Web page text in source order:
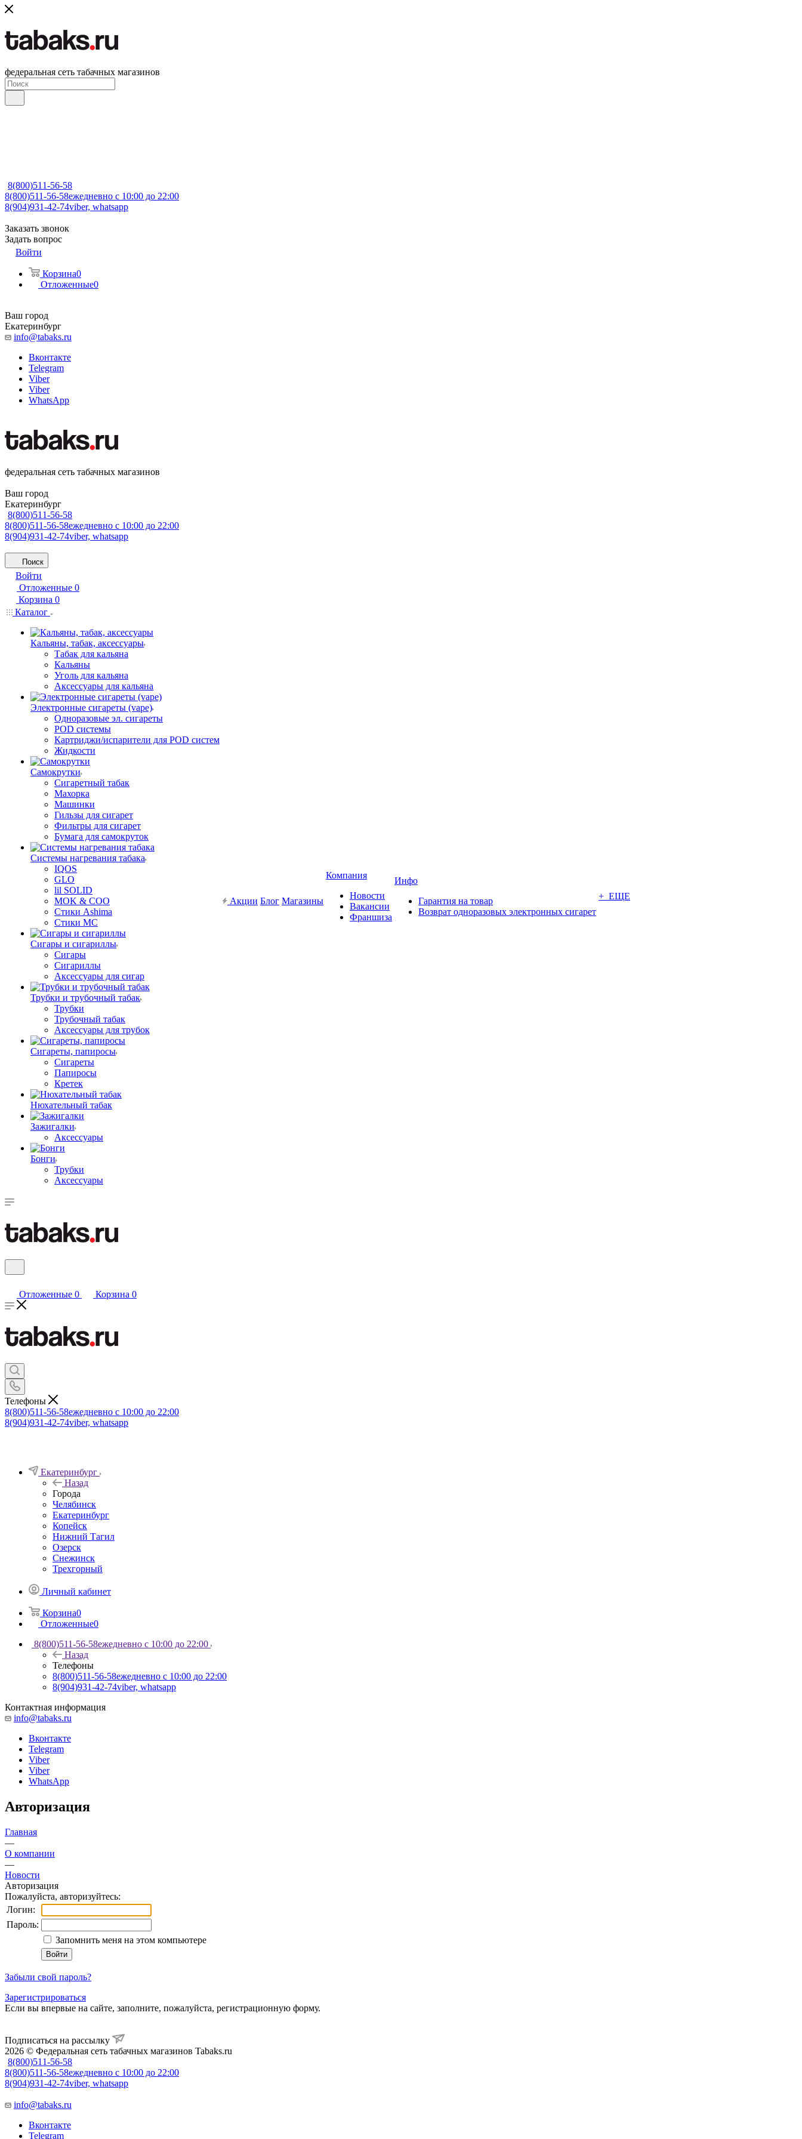
федеральная сеть табачных магазинов
8(800)511-56-58
8(800)511-56-58ежедневно с 10:00 до 22:00
8(904)931-42-74viber, whatsapp
Заказать звонок
Задать вопрос
Войти
Корзина0
Отложенные0
Ваш город
Екатеринбург
info@tabaks.ru
Вконтакте
Telegram
Viber
Viber
WhatsApp
федеральная сеть табачных магазинов
Ваш город
Екатеринбург
8(800)511-56-58
8(800)511-56-58ежедневно с 10:00 до 22:00
8(904)931-42-74viber, whatsapp
Поиск
Войти
Отложенные 0
Корзина 0
Каталог
Кальяны, табак, аксессуары
Табак для кальяна
Кальяны
Уголь для кальяна
Аксессуары для кальяна
Электронные сигареты (vape)
Одноразовые эл. сигареты
POD системы
Картриджи/испарители для POD систем
Жидкости
Самокрутки
Сигаретный табак
Махорка
Машинки
Гильзы для сигарет
Фильтры для сигарет
Бумага для самокруток
Системы нагревания табака
IQOS
GLO
lil SOLID
MOK & COO
Стики Ashima
Стики MC
Сигары и сигариллы
Сигары
Сигариллы
Аксессуары для сигар
Трубки и трубочный табак
Трубки
Трубочный табак
Аксессуары для трубок
Сигареты, папиросы
Сигареты
Папиросы
Кретек
Нюхательный табак
Зажигалки
Аксессуары
Бонги
Трубки
Аксессуары
Акции Блог Магазины
Компания
Новости
Вакансии
Франшиза
Инфо
Гарантия на товар
Возврат одноразовых электронных сигарет
+ ЕЩЕ
Отложенные 0 Корзина 0
Телефоны
8(800)511-56-58ежедневно с 10:00 до 22:00
8(904)931-42-74viber, whatsapp
Екатеринбург
Назад
Города
Челябинск
Екатеринбург
Копейск
Нижний Тагил
Озерск
Снежинск
Трехгорный
Личный кабинет
Корзина0
Отложенные0
8(800)511-56-58ежедневно с 10:00 до 22:00
Назад
Телефоны
8(800)511-56-58ежедневно с 10:00 до 22:00
8(904)931-42-74viber, whatsapp
Контактная информация
info@tabaks.ru
Вконтакте
Telegram
Viber
Viber
WhatsApp
Авторизация
Главная
—
О компании
—
Новости
Авторизация
Пожалуйста, авторизуйтесь:
Логин:
Пароль:
Запомнить меня на этом компьютере
Забыли свой пароль?
Зарегистрироваться
Если вы впервые на сайте, заполните, пожалуйста, регистрационную форму.
Подписаться на рассылку
2026 © Федеральная сеть табачных магазинов Tabaks.ru
8(800)511-56-58
8(800)511-56-58ежедневно с 10:00 до 22:00
8(904)931-42-74viber, whatsapp
info@tabaks.ru
Вконтакте
Telegram